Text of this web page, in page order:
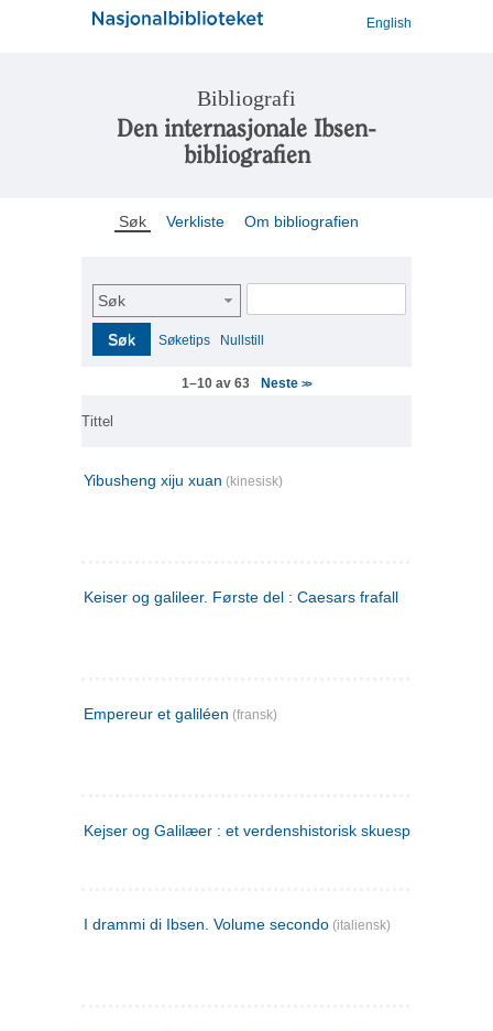
English
Bibliografi
Den internasjonale Ibsen-
bibliografien
Søk Verkliste Om bibliografien
Søk
Søk Søketips Nullstill
1–10 av 63 Neste>>
Tittel
Yibusheng xiju xuan (kinesisk)
Keiser og galileer. Første del : Caesars frafall
Empereur et galiléen (fransk)
Kejser og Galilæer : et verdenshistorisk skuespil
I drammi di Ibsen. Volume secondo (italiensk)